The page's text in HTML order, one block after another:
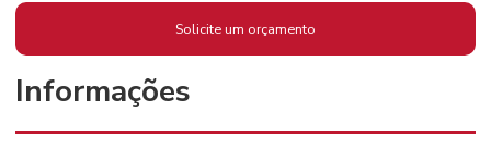
Solicite um orçamento
Informações